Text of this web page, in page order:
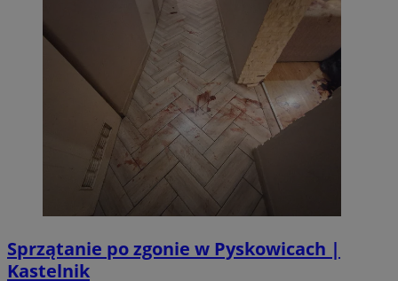
Sprzątanie po zgonie w Pyskowicach |
Kastelnik